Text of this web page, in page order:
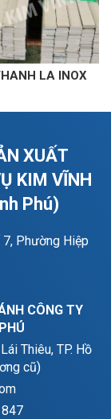
THANH V
XUẤT
KIM VĨNH
Phú)
Phường Hiệp
CÔNG TY
Thiêu, TP. Hồ
cũ)